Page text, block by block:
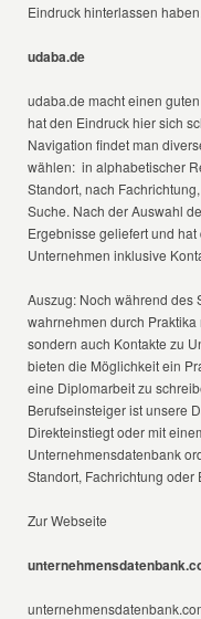
Eindruck hinterlassen haben.
udaba.de
udaba.de macht einen
hat den Eindruck hier sich
Navigation findet man
wählen: in alphabetischer
Standort, nach
Suche. Nach der Auswahl
Ergebnisse geliefert und
Unternehmen inklusive
Auszug: Noch während des
wahrnehmen durch
sondern auch Kontakte zu
bieten die Möglichkeit ein
eine Diplomarbeit zu
Berufseinsteiger ist unsere
Direkteinstiegt oder mit
Unternehmensdatenbank
Standort, Fachrichtung oder
Zur Webseite